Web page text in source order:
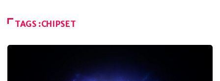
TAGS :CHIPSET